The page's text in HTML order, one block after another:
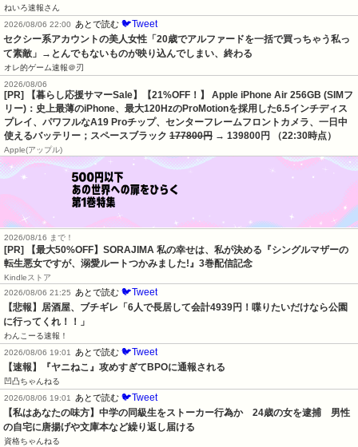
ねいろ速報さん
2026/08/06 22:00
あとで読む 🐦Tweet
セクシー系アカウントの美人女性「20歳でアルファードを一括で買っちゃう私っ
て素敵」→とんでもないものが映り込んでしまい、終わる
オレ的ゲーム速報＠刃
2026/08/06
[PR] 【暮らし応援サマーSale】【21%OFF！】 Apple iPhone Air 256GB (SIMフ
リー)：史上最薄のiPhone、最大120HzのProMotionを採用した6.5インチディス
プレイ、パワフルなA19 Proチップ、センターフレームフロントカメラ、一日中
使えるバッテリー；スペースブラック 177800円 → 139800円 （22:30時点）
Apple(アップル)
2026/08/16 まで！
[PR] 【最大50%OFF】SORAJIMA 私の幸せは、私が決める『シングルマザーの
転生悪女ですが、溺愛ルートつかみました!』3巻配信記念
Kindleストア
2026/08/06 21:25
あとで読む 🐦Tweet
【悲報】居酒屋、ブチギレ「6人で長居して会計4939円！喋りたいだけなら公園
に行ってくれ！！」
わんこーる速報！
2026/08/06 19:01
あとで読む 🐦Tweet
【速報】『ヤニねこ』攻めすぎてBPOに通報される
凹凸ちゃんねる
2026/08/06 19:01
あとで読む 🐦Tweet
【私はあなたの味方】中学の同級生をストーカー行為か　24歳の女を逮捕　男性
の自宅に唐揚げや文庫本など繰り返し届ける
資格ちゃんねる